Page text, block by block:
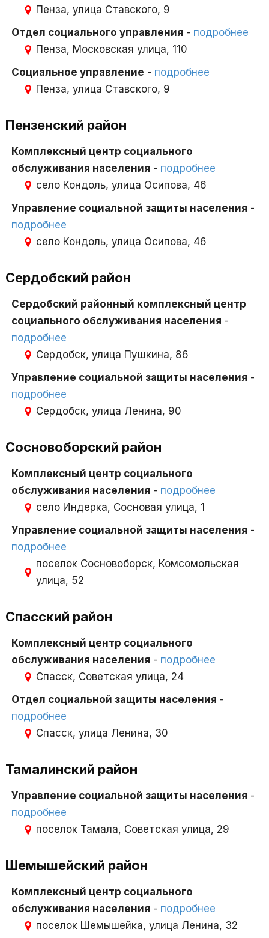
Пенза, улица Ставского, 9
Отдел социального управления - подробнее
Пенза, Московская улица, 110
Социальное управление - подробнее
Пенза, улица Ставского, 9
Пензенский район
Комплексный центр социального
обслуживания населения - подробнее
село Кондоль, улица Осипова, 46
Управление социальной защиты населения -
подробнее
село Кондоль, улица Осипова, 46
Сердобский район
Сердобский районный комплексный центр
социального обслуживания населения -
подробнее
Сердобск, улица Пушкина, 86
Управление социальной защиты населения -
подробнее
Сердобск, улица Ленина, 90
Сосновоборский район
Комплексный центр социального
обслуживания населения - подробнее
село Индерка, Сосновая улица, 1
Управление социальной защиты населения -
подробнее
поселок Сосновоборск, Комсомольская
улица, 52
Спасский район
Комплексный центр социального
обслуживания населения - подробнее
Спасск, Советская улица, 24
Отдел социальной защиты населения -
подробнее
Спасск, улица Ленина, 30
Тамалинский район
Управление социальной защиты населения -
подробнее
поселок Тамала, Советская улица, 29
Шемышейский район
Комплексный центр социального
обслуживания населения - подробнее
поселок Шемышейка, улица Ленина, 32